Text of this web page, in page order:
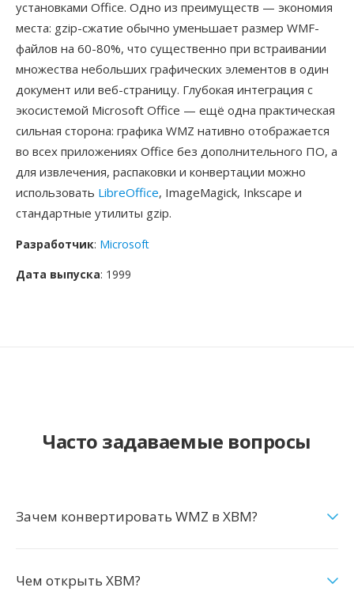
установками Office. Одно из преимуществ — экономия
места: gzip-сжатие обычно уменьшает размер WMF-
файлов на 60-80%, что существенно при встраивании
множества небольших графических элементов в один
документ или веб-страницу. Глубокая интеграция с
экосистемой Microsoft Office — ещё одна практическая
сильная сторона: графика WMZ нативно отображается
во всех приложениях Office без дополнительного ПО, а
для извлечения, распаковки и конвертации можно
использовать LibreOffice, ImageMagick, Inkscape и
стандартные утилиты gzip.
Разработчик: Microsoft
Дата выпуска: 1999
Часто задаваемые вопросы
Зачем конвертировать WMZ в XBM?
Чем открыть XBM?